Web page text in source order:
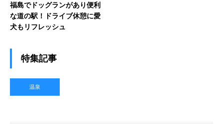
福島でドッグランがあり便利
な道の駅！ドライブ休憩に愛
犬もリフレッシュ
特集記事
温泉